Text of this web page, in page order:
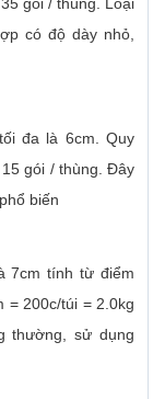
gói / thùng. Loại
có độ dày nhỏ,
đa là 6cm. Quy
gói / thùng. Đây
biến
7cm tính từ điểm
= 200c/túi = 2.0kg
thường, sử dụng